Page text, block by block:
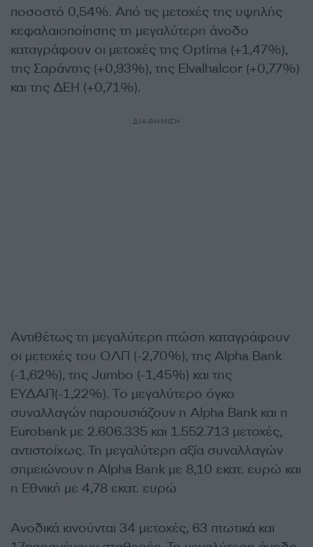
ποσοστό 0,54%. Από τις μετοχές της υψηλής
κεφαλαιοποίησης τη μεγαλύτερη άνοδο
καταγράφουν οι μετοχές της Optima (+1,47%),
της Σαράντης (+0,93%), της Elvalhalcor (+0,77%)
και της ΔΕΗ (+0,71%).
ΔΙΑΦΗΜΙΣΗ
Αντιθέτως τη μεγαλύτερη πτώση καταγράφουν
οι μετοχές του ΟΛΠ (-2,70%), της Alpha Bank
(-1,62%), της Jumbo (-1,45%) και της
ΕΥΔΑΠ(-1,22%). Το μεγαλύτερο όγκο
συναλλαγών παρουσιάζουν η Alpha Bank και η
Eurobank με 2.606.335 και 1.552.713 μετοχές,
αντιστοίχως. Τη μεγαλύτερη αξία συναλλαγών
σημειώνουν η Alpha Bank με 8,10 εκατ. ευρώ και
η Εθνική με 4,78 εκατ. ευρώ
Ανοδικά κινούνται 34 μετοχές, 63 πτωτικά και